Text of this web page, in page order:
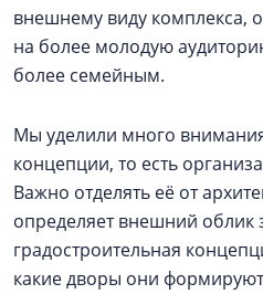
внешнему виду комплекса,
на более молодую
более семейным.
Мы уделили много
концепции, то есть
Важно отделять её от
определяет внешний облик
градостроительная
какие дворы они